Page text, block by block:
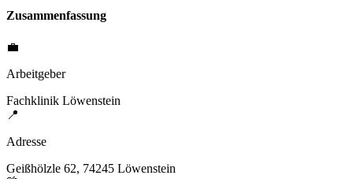
Zusammenfassung
💼
Arbeitgeber
Fachklinik Löwenstein
📍
Adresse
Geißhölzle 62, 74245 Löwenstein